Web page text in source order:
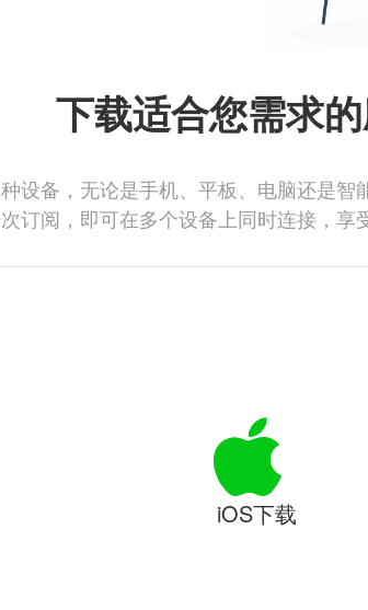
下载适合您需求
设备，无论是手机、平板、电脑还是智
订阅，即可在多个设备上同时连接，享
iOS下载